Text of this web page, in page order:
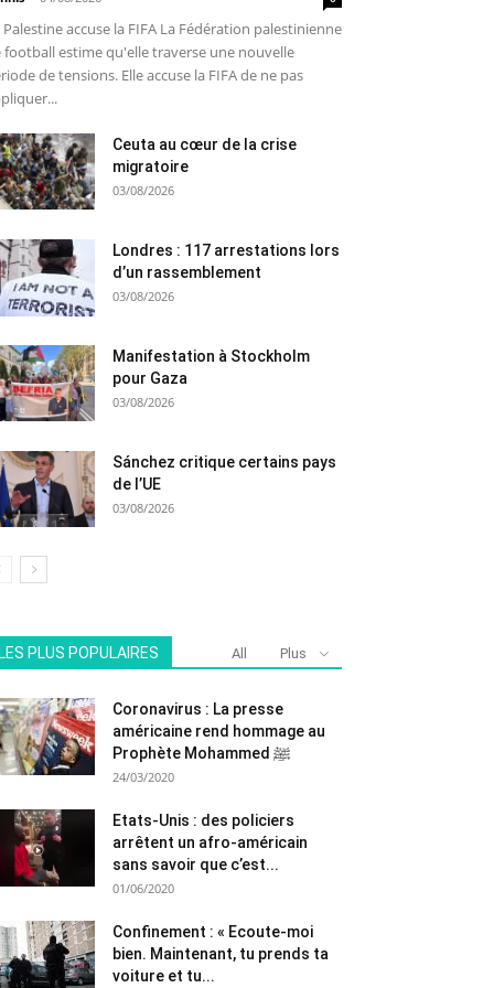
Palestine accuse la FIFA La Fédération palestinienne
football estime qu'elle traverse une nouvelle
de tensions. Elle accuse la FIFA de ne pas
Ceuta au cœur de la crise
migratoire
03/08/2026
Londres : 117 arrestations lors
d’un rassemblement
03/08/2026
Manifestation à Stockholm
pour Gaza
03/08/2026
Sánchez critique certains pays
de l’UE
03/08/2026
LES PLUS POPULAIRES All Plus
Coronavirus : La presse
américaine rend hommage au
Prophète Mohammed ﷺ
24/03/2020
Etats-Unis : des policiers
arrêtent un afro-américain
sans savoir que c’est...
01/06/2020
Confinement : « Ecoute-moi
bien. Maintenant, tu prends ta
voiture et tu...